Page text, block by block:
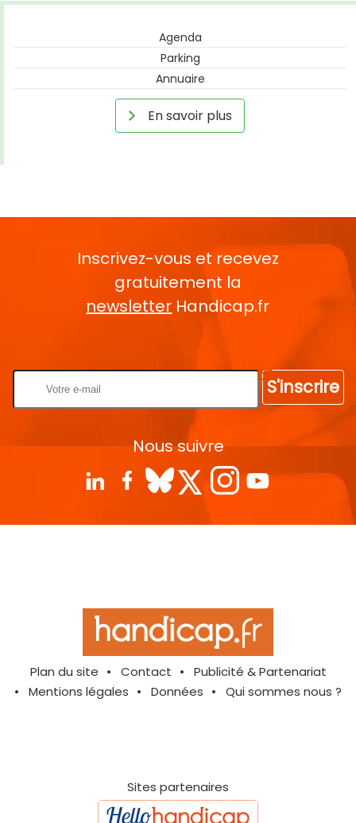
Agenda
Parking
Annuaire
En savoir plus
Inscrivez-vous et recevez
gratuitement la
newsletter Handicap.fr
S'inscrire
Nous suivre
Plan du site Contact
Publicité & Partenariat
Mentions légales
Données Qui sommes nous ?
Sites partenaires